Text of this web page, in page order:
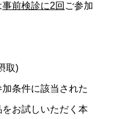
事前検診に2回 ご参加
取)
条件に該当された
お試しいただく本